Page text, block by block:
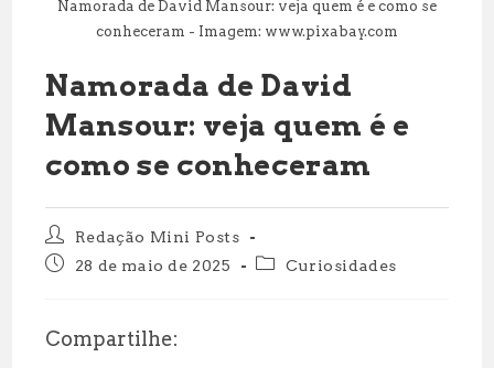
Namorada de David Mansour: veja quem é e como se
conheceram - Imagem: www.pixabay.com
Namorada de David
Mansour: veja quem é e
como se conheceram
Autor
do
post:
Redação Mini Posts
Post28 de maio de 2025
Categoria
Curiosidades
Compartilhe: